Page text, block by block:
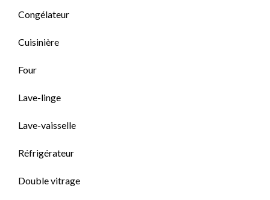
Congélateur
Cuisinière
Four
Lave-linge
Lave-vaisselle
Réfrigérateur
Double vitrage